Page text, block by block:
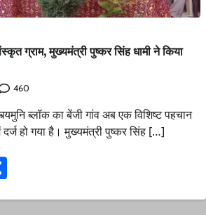
ग्राम, मुख्यमंत्री पुष्कर सिंह धामी ने किया
460
ब्लॉक का बेंजी गांव अब एक विशिष्ट पहचान
हो गया है। मुख्यमंत्री पुष्कर सिंह […]